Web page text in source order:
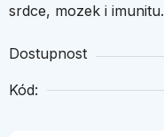
srdce, mozek i imunitu.
Dostupnost
Kód: